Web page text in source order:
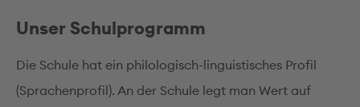
Unser Schulprogramm
Die Schule hat ein philologisch-linguistisches Profil
(Sprachenprofil). An der Schule legt man Wert auf